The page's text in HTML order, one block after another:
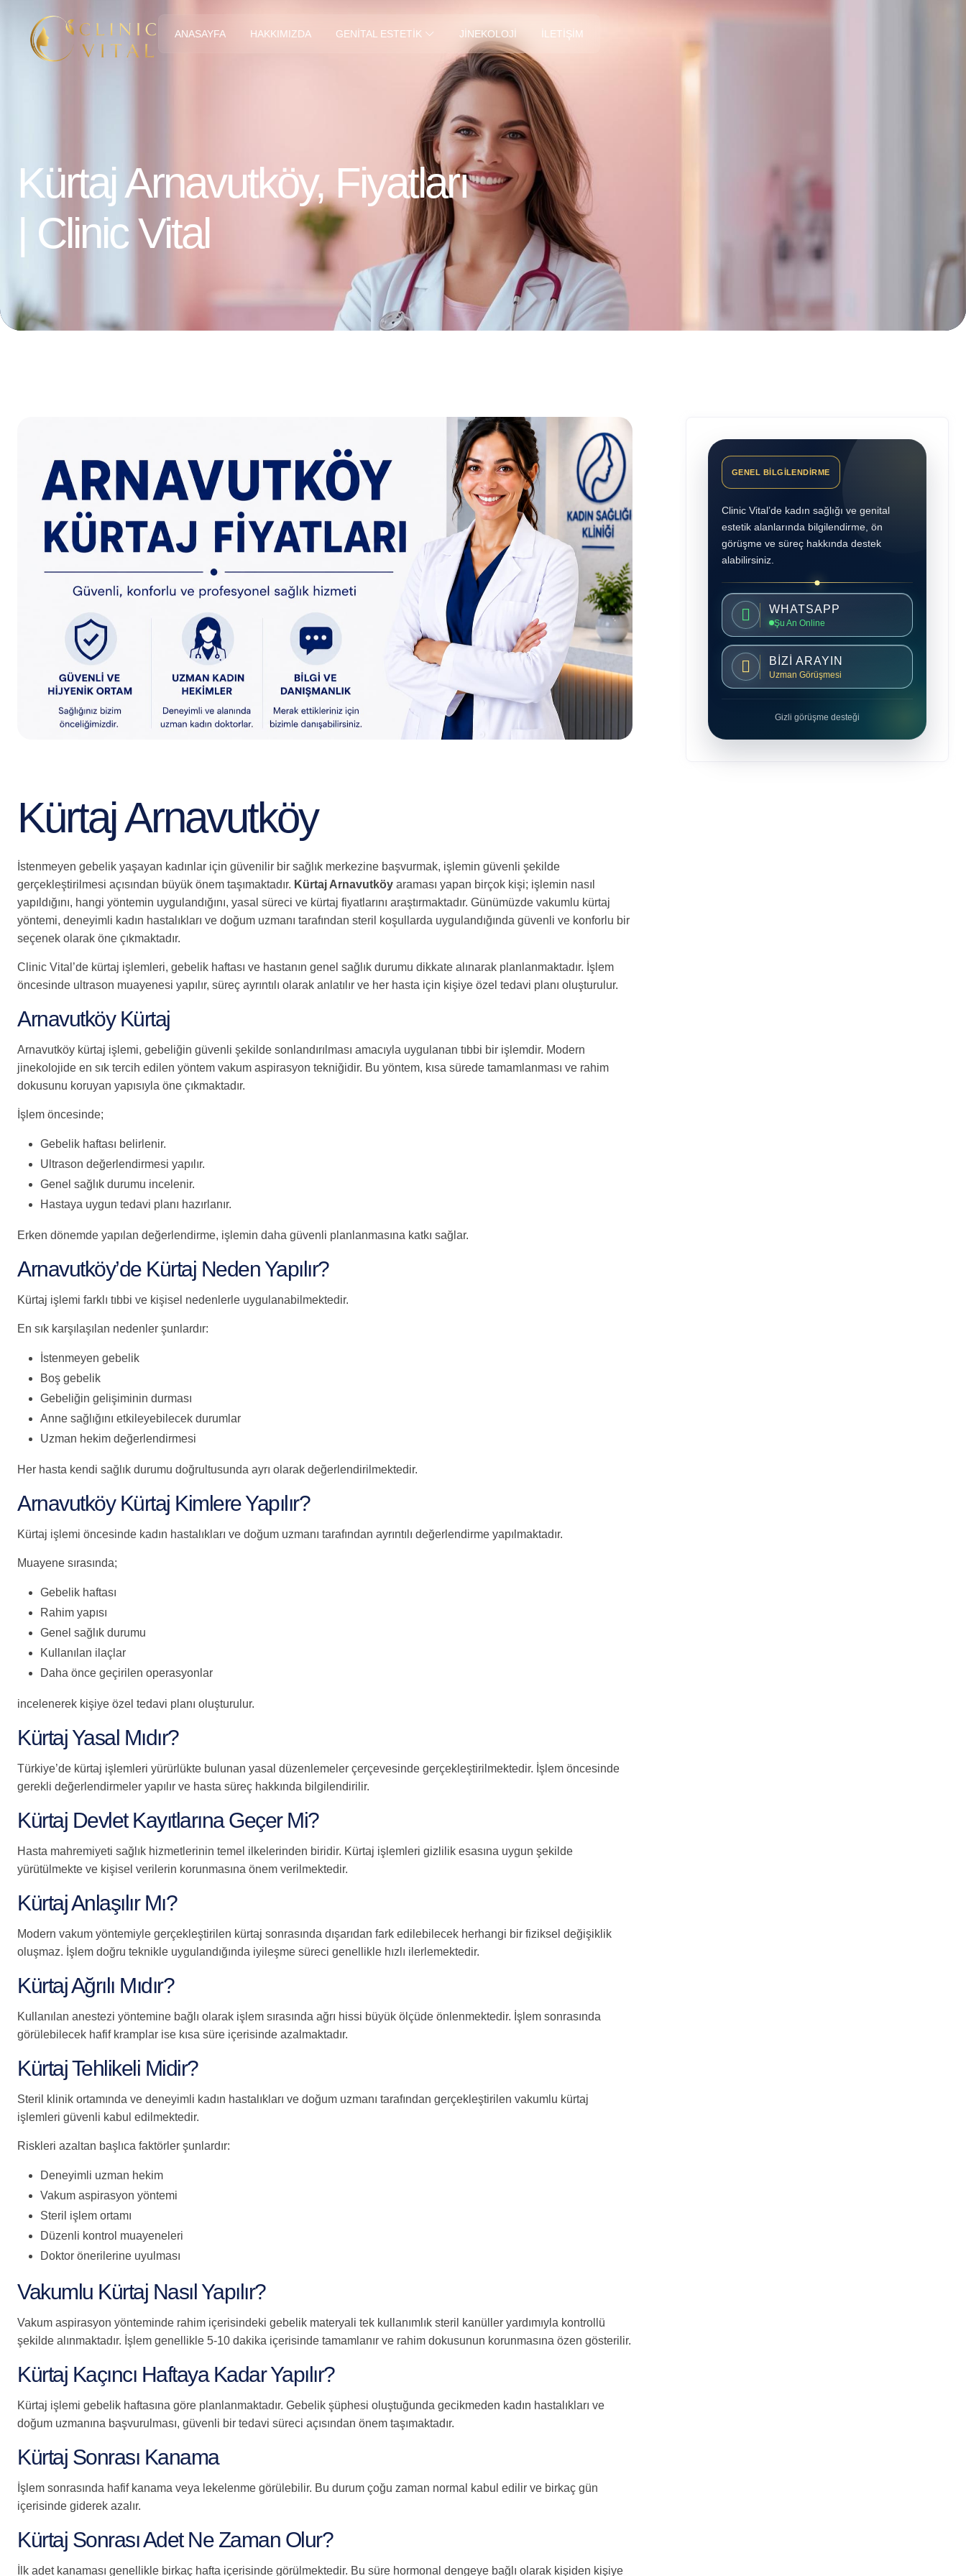
ANASAYFA HAKKIMIZDA GENITAL ESTETIK JINEKOLOJI İLETIŞIM
Kürtaj Arnavutköy, Fiyatları
| Clinic Vital
Kürtaj Arnavutköy
İstenmeyen gebelik yaşayan kadınlar için güvenilir bir sağlık merkezine başvurmak, işlemin güvenli şekilde
gerçekleştirilmesi açısından büyük önem taşımaktadır. Kürtaj Arnavutköy araması yapan birçok kişi; işlemin nasıl
yapıldığını, hangi yöntemin uygulandığını, yasal süreci ve kürtaj fiyatlarını araştırmaktadır. Günümüzde vakumlu kürtaj
yöntemi, deneyimli kadın hastalıkları ve doğum uzmanı tarafından steril koşullarda uygulandığında güvenli ve konforlu bir
seçenek olarak öne çıkmaktadır.
Clinic Vital’de kürtaj işlemleri, gebelik haftası ve hastanın genel sağlık durumu dikkate alınarak planlanmaktadır. İşlem
öncesinde ultrason muayenesi yapılır, süreç ayrıntılı olarak anlatılır ve her hasta için kişiye özel tedavi planı oluşturulur.
Arnavutköy Kürtaj
Arnavutköy kürtaj işlemi, gebeliğin güvenli şekilde sonlandırılması amacıyla uygulanan tıbbi bir işlemdir. Modern
jinekolojide en sık tercih edilen yöntem vakum aspirasyon tekniğidir. Bu yöntem, kısa sürede tamamlanması ve rahim
dokusunu koruyan yapısıyla öne çıkmaktadır.
İşlem öncesinde;
Gebelik haftası belirlenir.
Ultrason değerlendirmesi yapılır.
Genel sağlık durumu incelenir.
Hastaya uygun tedavi planı hazırlanır.
Erken dönemde yapılan değerlendirme, işlemin daha güvenli planlanmasına katkı sağlar.
Arnavutköy’de Kürtaj Neden Yapılır?
Kürtaj işlemi farklı tıbbi ve kişisel nedenlerle uygulanabilmektedir.
En sık karşılaşılan nedenler şunlardır:
İstenmeyen gebelik
Boş gebelik
Gebeliğin gelişiminin durması
Anne sağlığını etkileyebilecek durumlar
Uzman hekim değerlendirmesi
Her hasta kendi sağlık durumu doğrultusunda ayrı olarak değerlendirilmektedir.
Arnavutköy Kürtaj Kimlere Yapılır?
Kürtaj işlemi öncesinde kadın hastalıkları ve doğum uzmanı tarafından ayrıntılı değerlendirme yapılmaktadır.
Muayene sırasında;
Gebelik haftası
Rahim yapısı
Genel sağlık durumu
Kullanılan ilaçlar
Daha önce geçirilen operasyonlar
incelenerek kişiye özel tedavi planı oluşturulur.
Kürtaj Yasal Mıdır?
Türkiye’de kürtaj işlemleri yürürlükte bulunan yasal düzenlemeler çerçevesinde gerçekleştirilmektedir. İşlem öncesinde
gerekli değerlendirmeler yapılır ve hasta süreç hakkında bilgilendirilir.
Kürtaj Devlet Kayıtlarına Geçer Mi?
Hasta mahremiyeti sağlık hizmetlerinin temel ilkelerinden biridir. Kürtaj işlemleri gizlilik esasına uygun şekilde
yürütülmekte ve kişisel verilerin korunmasına önem verilmektedir.
Kürtaj Anlaşılır Mı?
Modern vakum yöntemiyle gerçekleştirilen kürtaj sonrasında dışarıdan fark edilebilecek herhangi bir fiziksel değişiklik
oluşmaz. İşlem doğru teknikle uygulandığında iyileşme süreci genellikle hızlı ilerlemektedir.
Kürtaj Ağrılı Mıdır?
Kullanılan anestezi yöntemine bağlı olarak işlem sırasında ağrı hissi büyük ölçüde önlenmektedir. İşlem sonrasında
görülebilecek hafif kramplar ise kısa süre içerisinde azalmaktadır.
Kürtaj Tehlikeli Midir?
Steril klinik ortamında ve deneyimli kadın hastalıkları ve doğum uzmanı tarafından gerçekleştirilen vakumlu kürtaj
işlemleri güvenli kabul edilmektedir.
Riskleri azaltan başlıca faktörler şunlardır:
Deneyimli uzman hekim
Vakum aspirasyon yöntemi
Steril işlem ortamı
Düzenli kontrol muayeneleri
Doktor önerilerine uyulması
Vakumlu Kürtaj Nasıl Yapılır?
Vakum aspirasyon yönteminde rahim içerisindeki gebelik materyali tek kullanımlık steril kanüller yardımıyla kontrollü
şekilde alınmaktadır. İşlem genellikle 5-10 dakika içerisinde tamamlanır ve rahim dokusunun korunmasına özen gösterilir.
Kürtaj Kaçıncı Haftaya Kadar Yapılır?
Kürtaj işlemi gebelik haftasına göre planlanmaktadır. Gebelik şüphesi oluştuğunda gecikmeden kadın hastalıkları ve
doğum uzmanına başvurulması, güvenli bir tedavi süreci açısından önem taşımaktadır.
Kürtaj Sonrası Kanama
İşlem sonrasında hafif kanama veya lekelenme görülebilir. Bu durum çoğu zaman normal kabul edilir ve birkaç gün
içerisinde giderek azalır.
Kürtaj Sonrası Adet Ne Zaman Olur?
İlk adet kanaması genellikle birkaç hafta içerisinde görülmektedir. Bu süre hormonal dengeye bağlı olarak kişiden kişiye
GENEL BİLGİLENDİRME
Clinic Vital’de kadın sağlığı ve genital
estetik alanlarında bilgilendirme, ön
görüşme ve süreç hakkında destek
alabilirsiniz.
WHATSAPP
Şu An Online
BİZİ ARAYIN
Uzman Görüşmesi
Gizli görüşme desteği